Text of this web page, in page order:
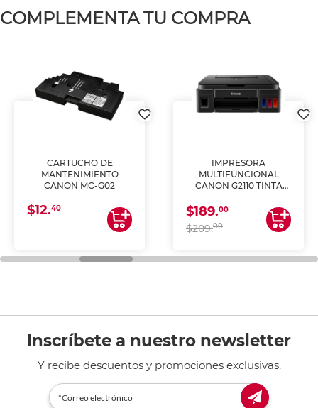
COMPLEMENTA TU COMPRA
CARTUCHO DE
MANTENIMIENTO
CANON MC-G02
$12.40
IMPRESORA
MULTIFUNCIONAL
CANON G2110 TINTA
$189.00
$209.00
Inscríbete a nuestro newsletter
Y recibe descuentos y promociones exclusivas.